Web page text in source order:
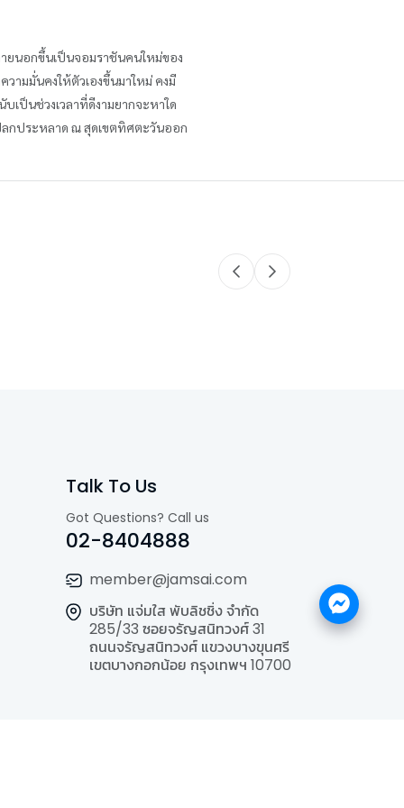
ยนอกขึ้นเป็นจอมราชันคนใหม่ของ
ามมั่นคงให้ตัวเองขึ้นมาใหม่ คงมี
เป็นช่วงเวลาที่ดีงามยากจะหาใด
กประหลาด ณ สุดเขตทิศตะวันออก
Talk To Us
Got Questions? Call us
02-8404888
member@jamsai.com
บริษัท แจ่มใส พับลิชชิ่ง จำกัด
285/33 ซอยจรัญสนิทวงศ์ 31
ถนนจรัญสนิทวงศ์ แขวงบางขุนศรี
เขตบางกอกน้อย กรุงเทพฯ 10700